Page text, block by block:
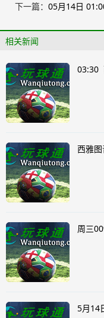
下一篇： 05月14日
相关新闻
03:30
西雅
周三
5月14